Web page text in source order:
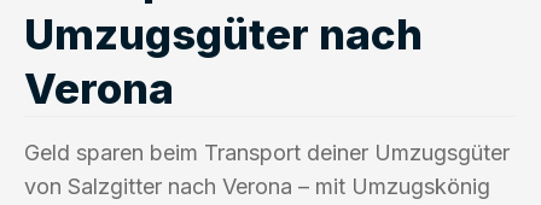
Umzugsgüter nach
Verona
Geld sparen beim Transport deiner Umzugsgüter
von Salzgitter nach Verona – mit Umzugskönig